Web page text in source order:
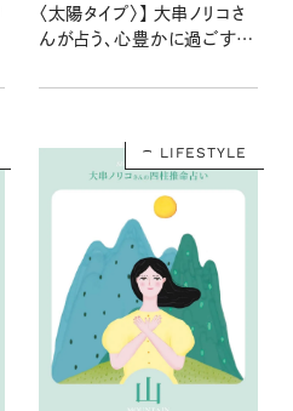
〈太陽タイプ〉】 大串ノリコさ
んが占う、心豊かに過ごすた
LIFESTYLE